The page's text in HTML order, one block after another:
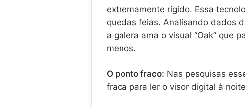
extremamente rígido. Essa
quedas feias. Analisando dados
a galera ama o visual “Oak” que
menos.
O ponto fraco: Nas pesquisas
fraca para ler o visor digital à